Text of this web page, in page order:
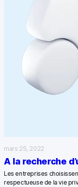
mars 25, 2022
A la recherche
Les entreprises
respectueuse de la vie